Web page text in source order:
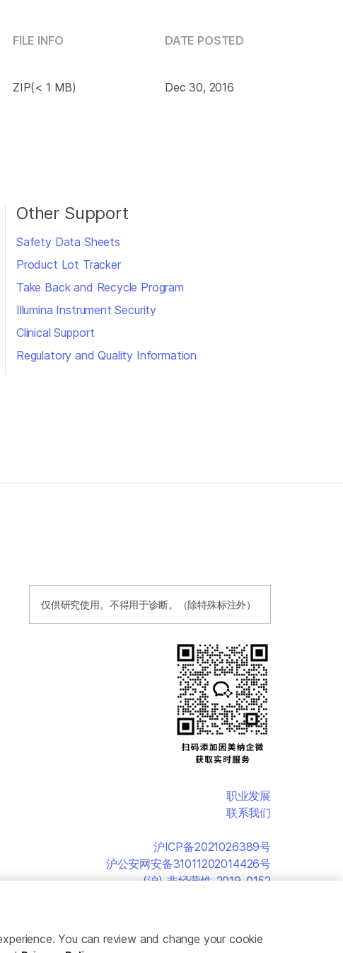
FILE INFO DATE POSTED
ZIP(< 1 MB) Dec 30, 2016
Other Support
Safety Data Sheets
Product Lot Tracker
Take Back and Recycle Program
Illumina Instrument Security
Clinical Support
Regulatory and Quality Information
仅供研究使用。不得用于诊断。（除特殊标注外）
职业发展
联系我们
沪ICP备2021026389号
沪公安网安备31011202014426号
(沪)-非经营性-2019-0152
You can review and change your cookie